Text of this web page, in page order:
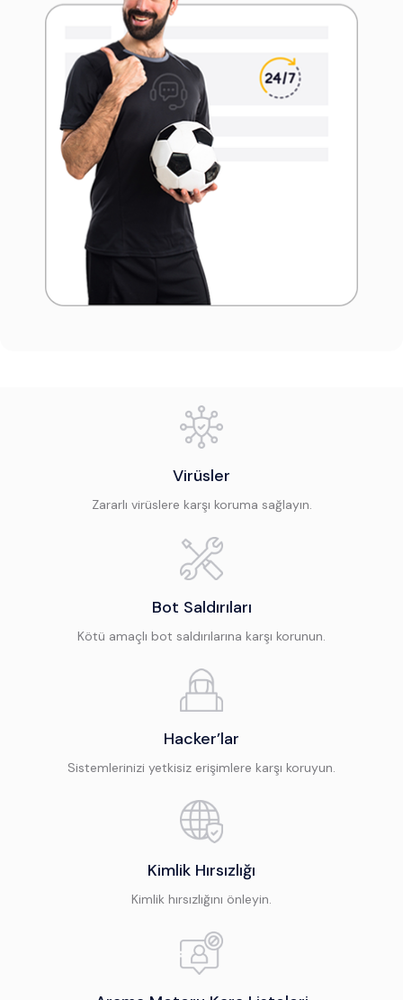
Virüsler
Zararlı virüslere karşı koruma sağlayın.
Bot Saldırıları
Kötü amaçlı bot saldırılarına karşı korunun.
Hacker’lar
Sistemlerinizi yetkisiz erişimlere karşı koruyun.
Kimlik Hırsızlığı
Kimlik hırsızlığını önleyin.